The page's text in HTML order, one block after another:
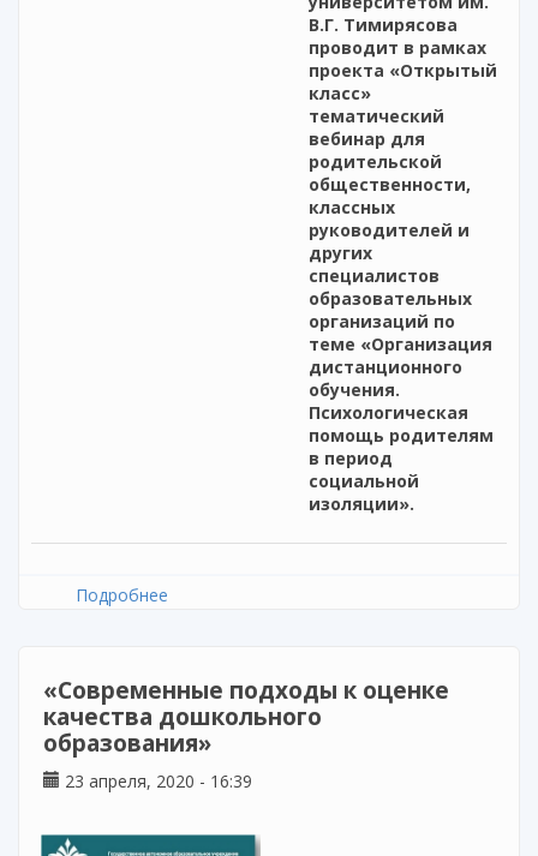
В.Г. Тимирясова
проводит в рамках
проекта «Открытый
класс»
тематический
вебинар для
родительской
общественности,
классных
руководителей и
других
специалистов
образовательных
организаций по
теме «Организация
дистанционного
обучения.
Психологическая
помощь родителям
в период
социальной
изоляции».
Подробнее
«Современные подходы к оценке
качества дошкольного
образования»
23 апреля, 2020 - 16:39